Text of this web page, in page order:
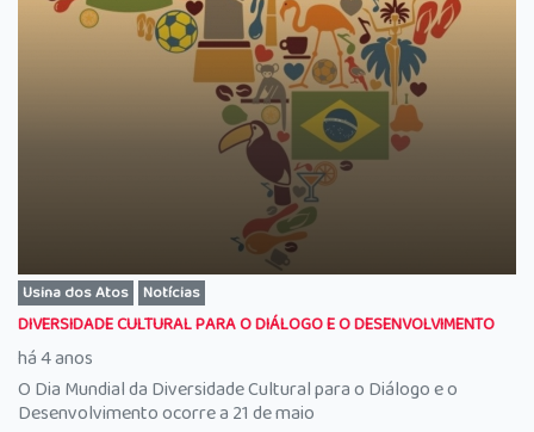
Usina dos Atos Notícias
DIVERSIDADE CULTURAL PARA O DIÁLOGO E O DESENVOLVIMENTO
há 4 anos
O Dia Mundial da Diversidade Cultural para o Diálogo e o
Desenvolvimento ocorre a 21 de maio